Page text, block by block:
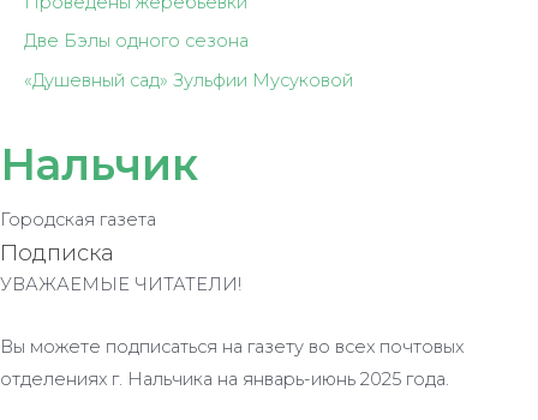
Две Бэлы одного сезона
«Душевный сад» Зульфии Мусуковой
Нальчик
Городская газета
Подписка
УВАЖАЕМЫЕ ЧИТАТЕЛИ!
Вы можете подписаться на газету во всех почтовых
отделениях г. Нальчика на январь-июнь 2025 года.